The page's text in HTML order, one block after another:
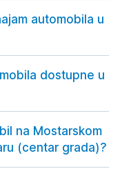
automobila u
dostupne u
na Mostarskom
(centar grada)?